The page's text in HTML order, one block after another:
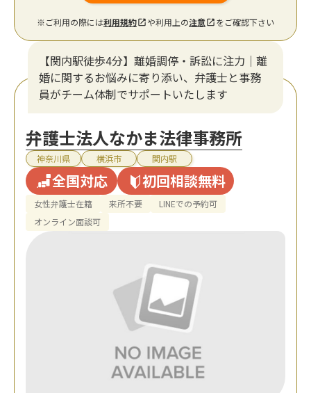
※ご利用の際には利用規約 や利用上の注意 をご確認下さい
【関内駅徒歩4分】離婚調停・訴訟に注力│離
婚に関するお悩みに寄り添い、弁護士と事務
員がチーム体制でサポートいたします
弁護士法人なかま法律事務所
神奈川県 横浜市 関内駅
全国対応 初回相談無料
女性弁護士在籍 来所不要
LINEでの予約可
オンライン面談可